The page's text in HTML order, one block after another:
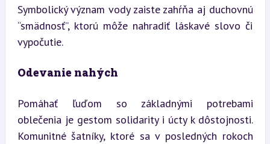
Symbolický význam vody zaiste zahŕňa aj duchovnú
“smädnosť”, ktorú môže nahradiť láskavé slovo či
vypočutie.
Odevanie nahých
Pomáhať ľuďom so základnými potrebami
oblečenia je gestom solidarity i úcty k dôstojnosti.
Komunitné šatníky, ktoré sa v posledných rokoch